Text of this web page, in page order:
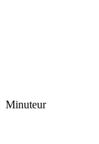
Minuteur